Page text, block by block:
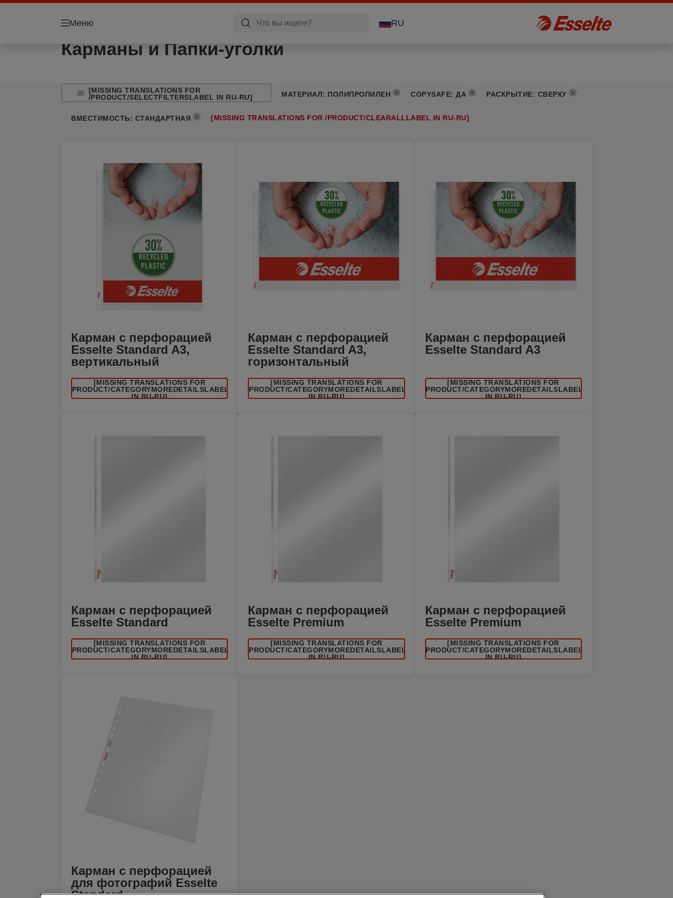
Меню RU
Карманы и Папки-уголки
[MISSING TRANSLATIONS FOR
/PRODUCT/SELECTFILTERSLABEL IN RU-RU]
МАТЕРИАЛ: ПОЛИПРОПИЛЕН COPYSAFE: ДА РАСКРЫТИЕ: СВЕРХУ
ВМЕСТИМОСТЬ: СТАНДАРТНАЯ [MISSING TRANSLATIONS FOR /PRODUCT/CLEARALLLABEL IN RU-RU]
Карман с перфорацией
Esselte Standard A3,
вертикальный
[MISSING TRANSLATIONS FOR
/PRODUCT/CATEGORYMOREDETAILSLABEL
IN RU-RU]
Карман с перфорацией
Esselte Standard A3,
горизонтальный
[MISSING TRANSLATIONS FOR
/PRODUCT/CATEGORYMOREDETAILSLABEL
IN RU-RU]
Карман с перфорацией
Esselte Standard A3
[MISSING TRANSLATIONS FOR
/PRODUCT/CATEGORYMOREDETAILSLABEL
IN RU-RU]
Карман с перфорацией
Esselte Standard
[MISSING TRANSLATIONS FOR
/PRODUCT/CATEGORYMOREDETAILSLABEL
IN RU-RU]
Карман с перфорацией
Esselte Premium
[MISSING TRANSLATIONS FOR
/PRODUCT/CATEGORYMOREDETAILSLABEL
IN RU-RU]
Карман с перфорацией
Esselte Premium
[MISSING TRANSLATIONS FOR
/PRODUCT/CATEGORYMOREDETAILSLABEL
IN RU-RU]
Карман с перфорацией
для фотографий Esselte
Standard